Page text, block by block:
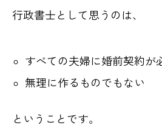
行政書士として思うのは、
すべての夫婦に婚前契約が
無理に作るものでもない
ということです。